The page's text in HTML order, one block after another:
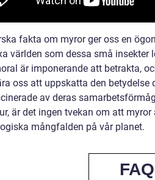
fakta om myror ger oss en
världen som dessa små insekter
är imponerande att betrakta,
oss att uppskatta den betydelse
av deras
är det ingen tvekan om att
mångfalden på vår planet.
FAQ